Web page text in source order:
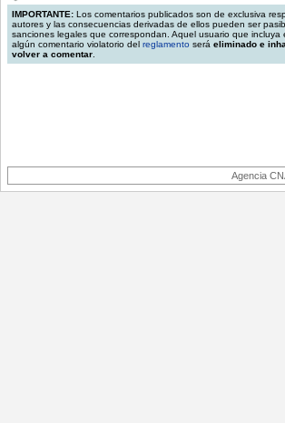
IMPORTANTE: Los comentarios publicados son de exclusiva
autores y las consecuencias derivadas de ellos pueden ser
sanciones legales que correspondan. Aquel usuario que incluya
algún comentario violatorio del reglamento será eliminado e
volver a comentar
Agencia